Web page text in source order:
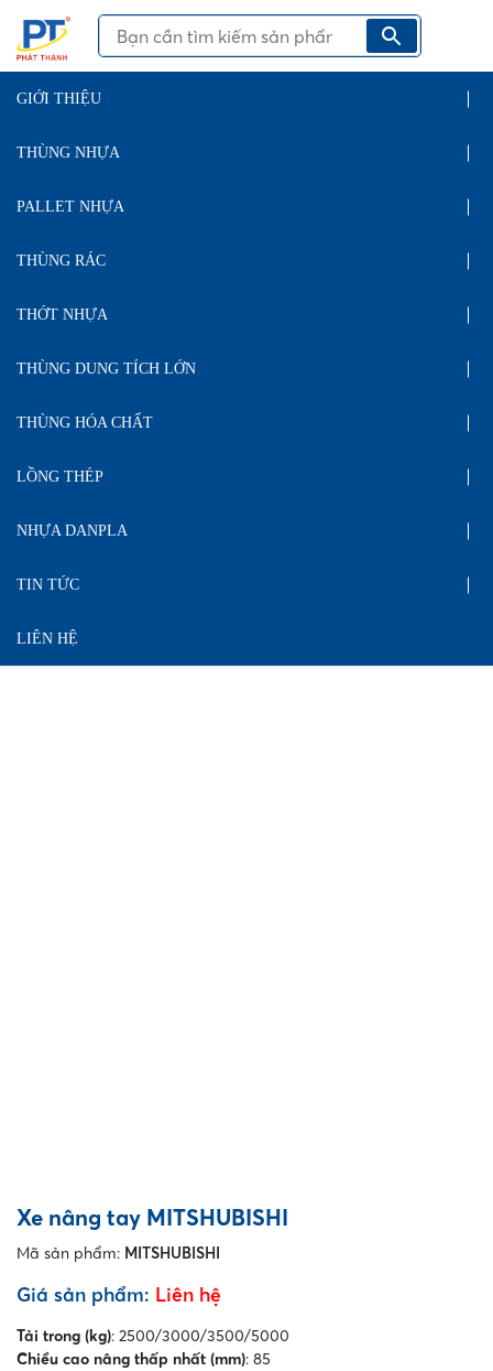
GIỚI THIỆU
THÙNG NHỰA
PALLET NHỰA
THÙNG RÁC
THỚT NHỰA
THÙNG DUNG TÍCH LỚN
THÙNG HÓA CHẤT
LỒNG THÉP
NHỰA DANPLA
TIN TỨC
LIÊN HỆ
Xe nâng tay MITSHUBISHI
Mã sản phẩm: MITSHUBISHI
Giá sản phẩm: Liên hệ
Tải trong (kg): 2500/3000/3500/5000
Chiều cao nâng thấp nhất (mm): 85